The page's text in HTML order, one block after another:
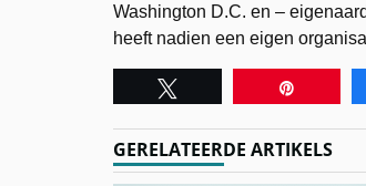
Washington D.C. en –
heeft nadien een eigen
GERELATEERDE ARTIKELS